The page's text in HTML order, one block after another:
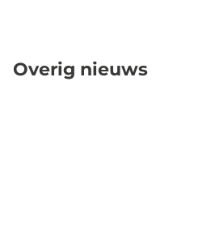
Overig nieuws